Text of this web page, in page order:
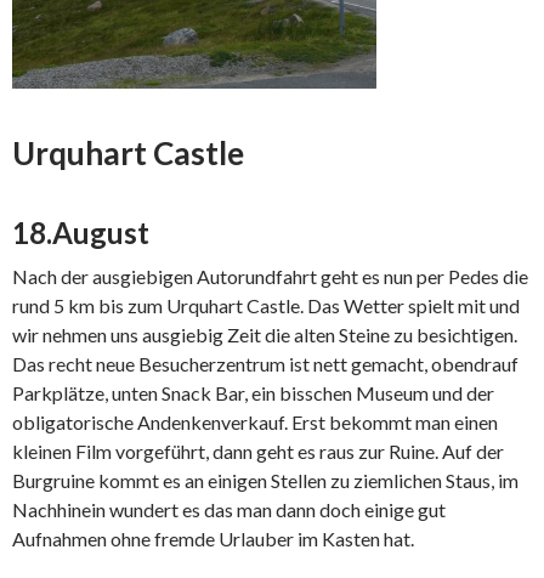
Urquhart Castle
18.August
Nach der ausgiebigen Autorundfahrt geht es nun per Pedes die
rund 5 km bis zum Urquhart Castle. Das Wetter spielt mit und
wir nehmen uns ausgiebig Zeit die alten Steine zu besichtigen.
Das recht neue Besucherzentrum ist nett gemacht, obendrauf
Parkplätze, unten Snack Bar, ein bisschen Museum und der
obligatorische Andenkenverkauf. Erst bekommt man einen
kleinen Film vorgeführt, dann geht es raus zur Ruine. Auf der
Burgruine kommt es an einigen Stellen zu ziemlichen Staus, im
Nachhinein wundert es das man dann doch einige gut
Aufnahmen ohne fremde Urlauber im Kasten hat.